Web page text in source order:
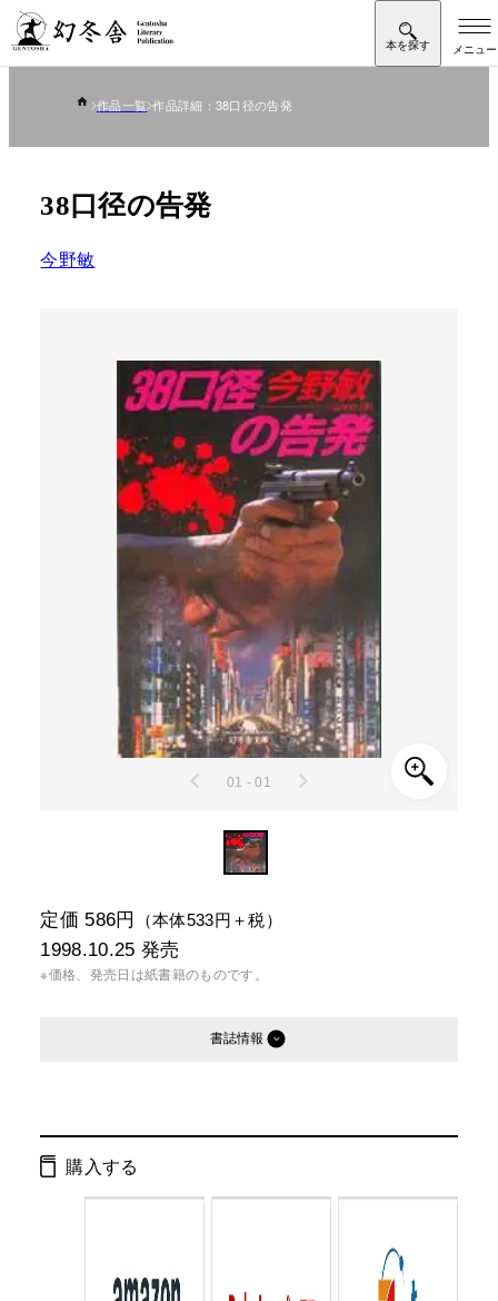
作品一覧 作品詳細：38口径の告発
38口径の告発
今野敏
01 - 01
定価 586円 （本体533円＋税）
1998.10.25 発売
※価格、発売日は紙書籍のものです。
書誌情報
Cコード： 0193
購入する